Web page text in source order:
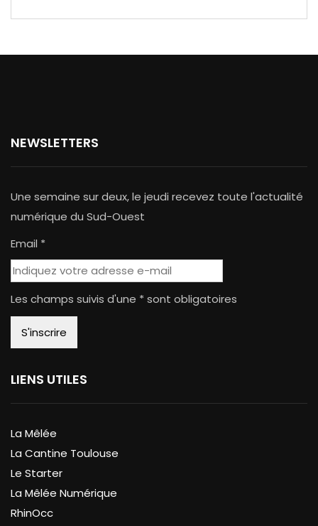
NEWSLETTERS
Une semaine sur deux, le jeudi recevez toute l'actualité
numérique du Sud-Ouest
Email *
Les champs suivis d'une * sont obligatoires
LIENS UTILES
La Mêlée
La Cantine Toulouse
Le Starter
La Mêlée Numérique
RhinOcc